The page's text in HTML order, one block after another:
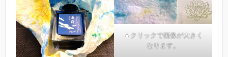
▲クリックで画像が大きく
なります。